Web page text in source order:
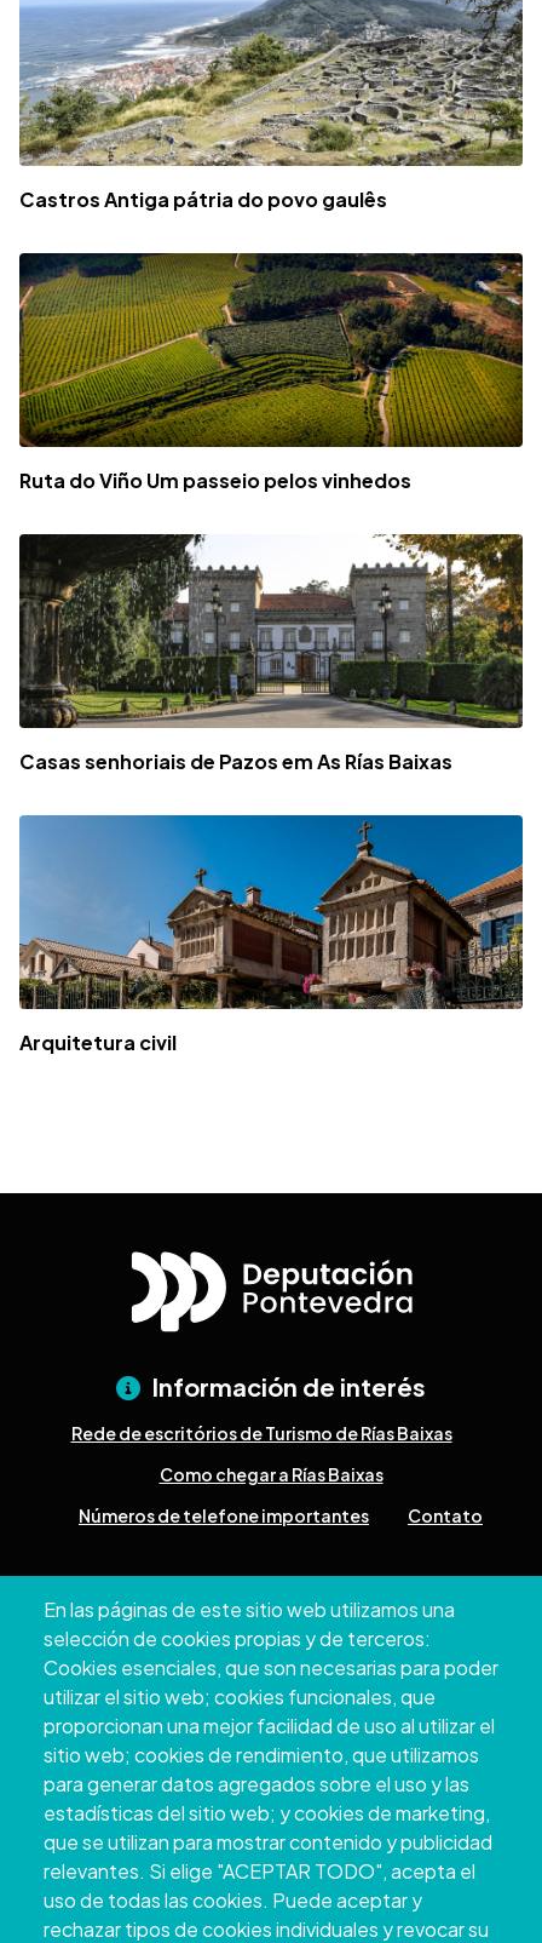
Castros Antiga pátria do povo gaulês
Ruta do Viño Um passeio pelos vinhedos
Casas senhoriais de Pazos em As Rías Baixas
Arquitetura civil
En las páginas de este sitio web utilizamos una
selección de cookies propias y de terceros:
Cookies esenciales, que son necesarias para poder
utilizar el sitio web; cookies funcionales, que
proporcionan una mejor facilidad de uso al utilizar el
sitio web; cookies de rendimiento, que utilizamos
para generar datos agregados sobre el uso y las
estadísticas del sitio web; y cookies de marketing,
que se utilizan para mostrar contenido y publicidad
relevantes. Si elige "ACEPTAR TODO", acepta el
uso de todas las cookies. Puede aceptar y
rechazar tipos de cookies individuales y revocar su
Información de interés
Rede de escritórios de Turismo de Rías Baixas
Como chegar a Rías Baixas
Números de telefone importantes
Contato
Pontevedra
+34 986 804 100 | +34 986 804 124